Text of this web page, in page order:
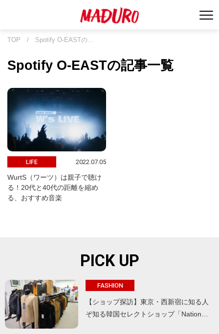
TOP / Spotify O-EASTの…
Spotify O-EASTの記事一覧
LIFE 2022.07.05
WurtS（ワーツ）は親子で聴け
る！20代と40代の距離を縮め
る、おすすめ音楽
PICK UP
FASHION
【ショップ探訪】東京・西新宿に知る人
ぞ知る韓国セレクトショップ「Nation…